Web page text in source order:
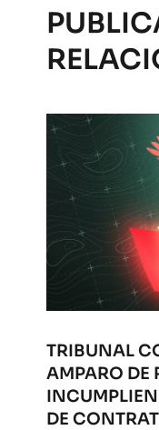
TRIBUNAL
AMPARO DE
DE